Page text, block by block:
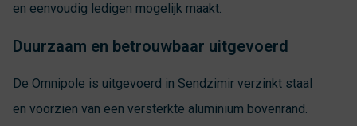
en eenvoudig ledigen mogelijk maakt.
Duurzaam en betrouwbaar uitgevoerd
De Omnipole is uitgevoerd in Sendzimir verzinkt staal
en voorzien van een versterkte aluminium bovenrand.